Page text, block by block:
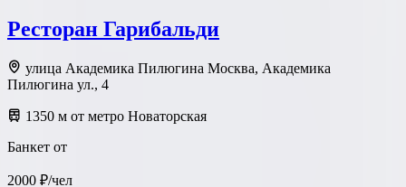
Ресторан Гарибальди
улица Академика Пилюгина Москва, Академика
Пилюгина ул., 4
1350 м от метро Новаторская
Банкет от
2000 ₽/чел